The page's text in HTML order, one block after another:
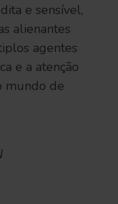
e sensível,
alienantes
agentes
e a atenção
mundo de